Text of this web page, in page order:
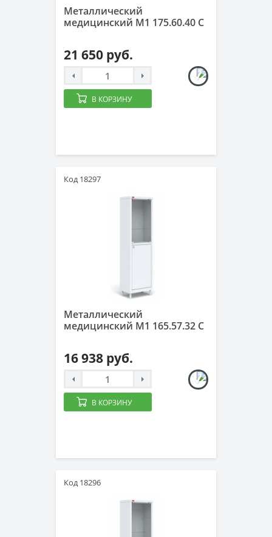
Металлический
медицинский М1 175.60.40 C
21 650 руб.
В КОРЗИНУ
Код 18297
Металлический
медицинский М1 165.57.32 C
16 938 руб.
В КОРЗИНУ
Код 18296